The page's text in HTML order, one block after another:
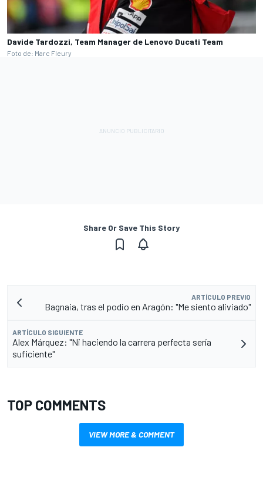
Davide Tardozzi, Team Manager de Lenovo Ducati Team
Foto de: Marc Fleury
Share Or Save This Story
ARTÍCULO PREVIO
Bagnaia, tras el podio en Aragón: "Me siento aliviado"
ARTÍCULO SIGUIENTE
Alex Márquez: "Ni haciendo la carrera perfecta sería
suficiente"
TOP COMMENTS
VIEW MORE & COMMENT